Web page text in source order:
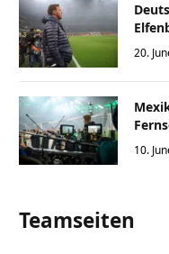
20.
10.
Teamseiten